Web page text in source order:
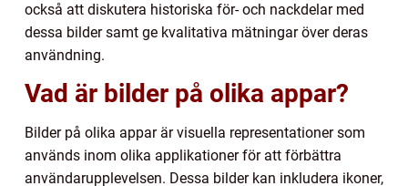
också att diskutera historiska för- och nackdelar med
dessa bilder samt ge kvalitativa mätningar över deras
användning.
Vad är bilder på olika appar?
Bilder på olika appar är visuella representationer som
används inom olika applikationer för att förbättra
användarupplevelsen. Dessa bilder kan inkludera ikoner,